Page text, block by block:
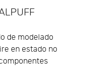
de modelado
en estado no